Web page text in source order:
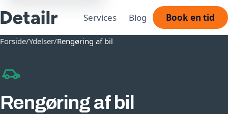
Services Blog Book en tid
Forside/Ydelser/Rengøring af bil
Rengøring af bil